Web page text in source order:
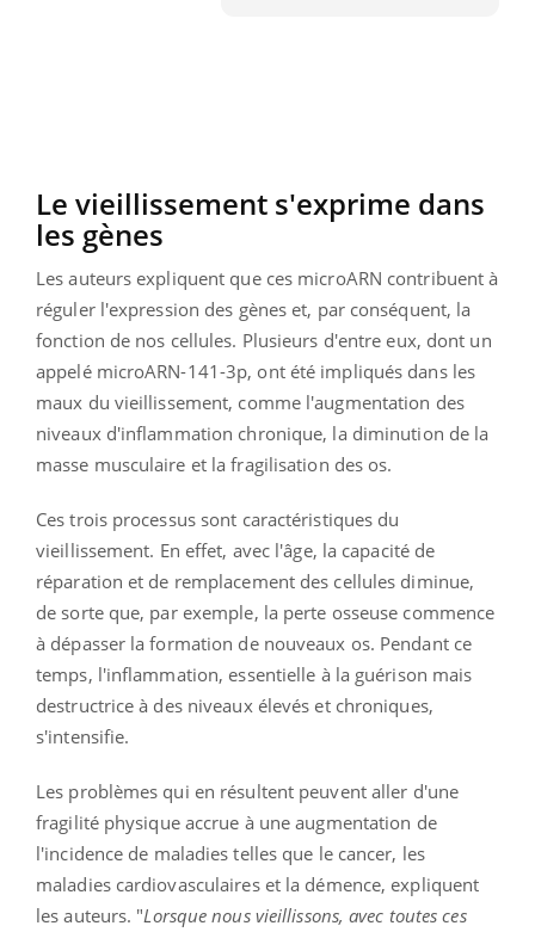
Le vieillissement s'exprime dans
les gènes
Les auteurs expliquent que ces microARN contribuent à
réguler l'expression des gènes et, par conséquent, la
fonction de nos cellules. Plusieurs d'entre eux, dont un
appelé microARN-141-3p, ont été impliqués dans les
maux du vieillissement, comme l'augmentation des
niveaux d'inflammation chronique, la diminution de la
masse musculaire et la fragilisation des os.
Ces trois processus sont caractéristiques du
vieillissement. En effet, avec l'âge, la capacité de
réparation et de remplacement des cellules diminue,
de sorte que, par exemple, la perte osseuse commence
à dépasser la formation de nouveaux os. Pendant ce
temps, l'inflammation, essentielle à la guérison mais
destructrice à des niveaux élevés et chroniques,
s'intensifie.
Les problèmes qui en résultent peuvent aller d'une
fragilité physique accrue à une augmentation de
l'incidence de maladies telles que le cancer, les
maladies cardiovasculaires et la démence, expliquent
les auteurs. "Lorsque nous vieillissons, avec toutes ces